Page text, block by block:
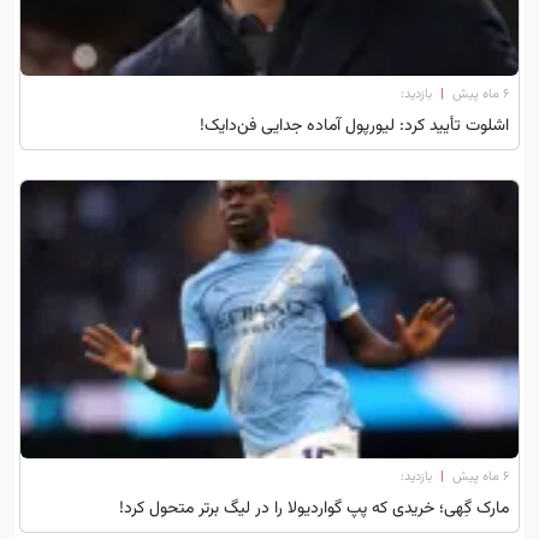
۶ ماه پیش | بازدید:
اشلوت تأیید کرد: لیورپول آماده جدایی فن‌دایک!
۶ ماه پیش | بازدید:
مارک گِهی؛ خریدی که پپ گواردیولا را در لیگ برتر متحول کرد!